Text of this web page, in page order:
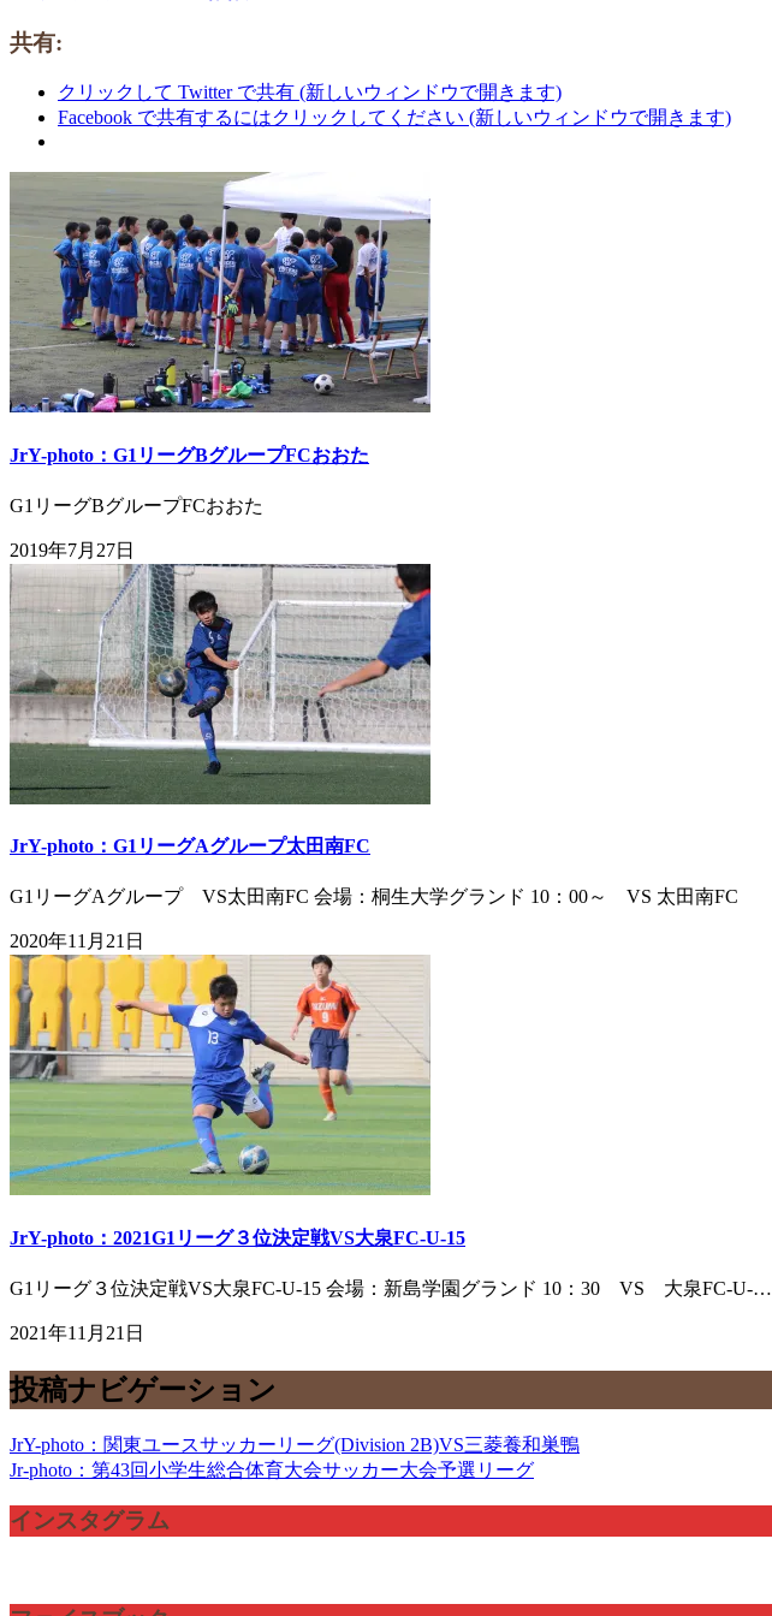
共有:
クリックして Twitter で共有 (新しいウィンドウで開きます)
Facebook で共有するにはクリックしてください (新しいウィンドウで開きます)
JrY-photo：G1リーグBグループFCおおた
G1リーグBグループFCおおた
2019年7月27日
JrY-photo：G1リーグAグループ太田南FC
G1リーグAグループ VS太田南FC 会場：桐生大学グランド 10：00～ VS 太田南FC
2020年11月21日
JrY-photo：2021G1リーグ３位決定戦VS大泉FC-U-15
G1リーグ３位決定戦VS大泉FC-U-15 会場：新島学園グランド 10：30 VS 大泉FC-U-…
2021年11月21日
投稿ナビゲーション
JrY-photo：関東ユースサッカーリーグ(Division 2B)VS三菱養和巣鴨
Jr-photo：第43回小学生総合体育大会サッカー大会予選リーグ
インスタグラム